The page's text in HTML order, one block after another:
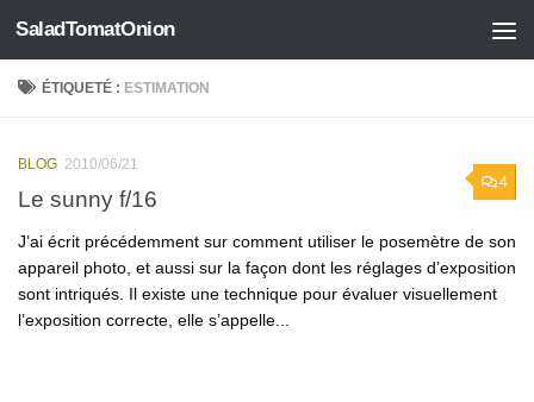
Skip to content
SaladTomatOnion
ÉTIQUETÉ : ESTIMATION
4
BLOG 2010/06/21
Le sunny f/16
J’ai écrit précédemment sur comment utiliser le posemètre de son
appareil photo, et aussi sur la façon dont les réglages d’exposition
sont intriqués. Il existe une technique pour évaluer visuellement
l’exposition correcte, elle s’appelle...